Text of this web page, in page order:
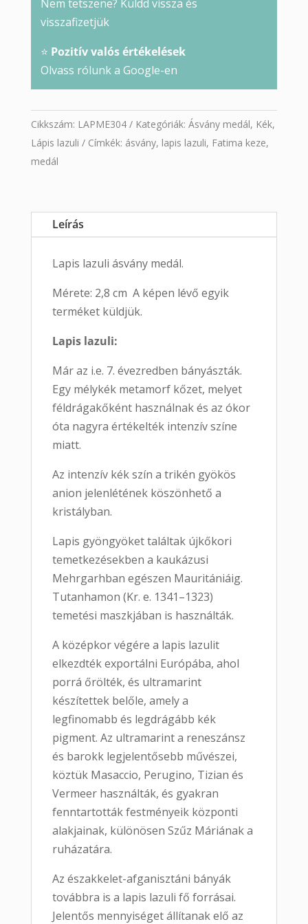
Nem tetszene? Küldd vissza és
visszafizetjük
⭐ Pozitív valós értékelések
Olvass rólunk a Google-en
Cikkszám: LAPME304 Kategóriák: Ásvány medál, Kék,
Lápis lazuli
Címkék: ásvány, lapis lazuli, Fatima keze,
medál
Leírás
Lapis lazuli ásvány medál.
Mérete: 2,8 cm A képen lévő egyik
terméket küldjük.
Lapis lazuli:
Már az i.e. 7. évezredben bányászták.
Egy mélykék metamorf kőzet, melyet
féldrágakőként használnak és az ókor
óta nagyra értékelték intenzív színe
miatt.
Az intenzív kék szín a trikén gyökös
anion jelenlétének köszönhető a
kristályban.
Lapis gyöngyöket találtak újkőkori
temetkezésekben a kaukázusi
Mehrgarhban egészen Mauritániáig.
Tutanhamon (Kr. e. 1341–1323)
temetési maszkjában is használták.
A középkor végére a lapis lazulit
elkezdték exportálni Európába, ahol
porrá őrölték, és ultramarint
készítettek belőle, amely a
legfinomabb és legdrágább kék
pigment. Az ultramarint a reneszánsz
és barokk legjelentősebb művészei,
köztük Masaccio, Perugino, Tizian és
Vermeer használták, és gyakran
fenntartották festményeik központi
alakjainak, különösen Szűz Máriának a
ruházatára.
Az északkelet-afganisztáni bányák
továbbra is a lapis lazuli fő forrásai.
Jelentős mennyiséget állítanak elő az